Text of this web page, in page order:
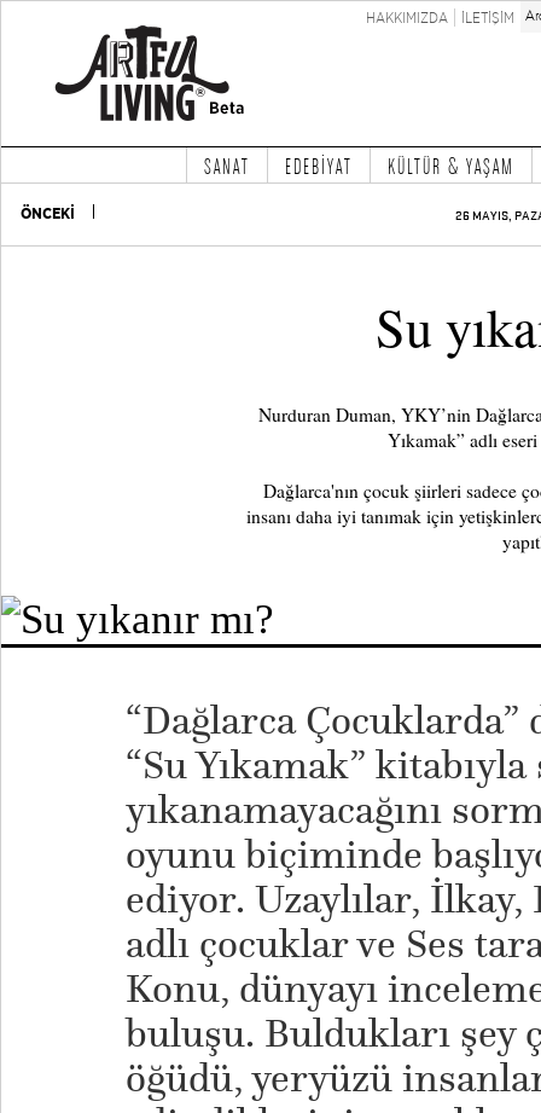
HAKKIMIZDA İLETİŞİM
SANAT EDEBİYAT KÜLTÜR & YAŞAM
ÖNCEKİ 26 MAYIS,
Su
Nurduran Duman, YKY’nin
Yıkamak” adlı
Dağlarca'nın çocuk şiirleri sadece
insanı daha iyi tanımak için
“Dağlarca
“Su Yıkamak”
yıkanamayacağını
oyunu biçiminde
ediyor. Uzaylılar,
adlı çocuklar ve Ses
Konu, dünyayı
buluşu. Buldukları
öğüdü, yeryüzü